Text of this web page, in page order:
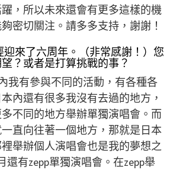
，所以未來還會有更多這樣的機
密切關注。請多多支持，謝謝！
迎來了六周年。（非常感謝！）您
？或者是打算挑戰的事？
我有參與不同的活動，有各種各
內還有很多我沒有去過的地方，
不同的地方舉辦單獨演唱會。而
直向往著一個地方，那就是日本
舉辦個人演唱會也是我的夢想之
還有zepp單獨演唱會。在zepp舉